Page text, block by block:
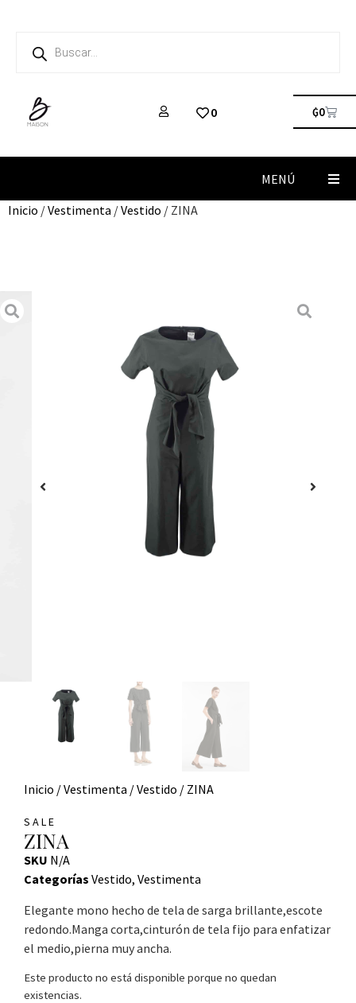
0 ₲0
MENÚ
Inicio /Vestimenta /Vestido / ZINA
Inicio /Vestimenta /Vestido / ZINA
SALE
ZINA
SKU N/A
Categorías Vestido, Vestimenta
Elegante mono hecho de tela de sarga brillante,escote
redondo.Manga corta,cinturón de tela fijo para enfatizar
el medio,pierna muy ancha.
Este producto no está disponible porque no quedan
existencias.